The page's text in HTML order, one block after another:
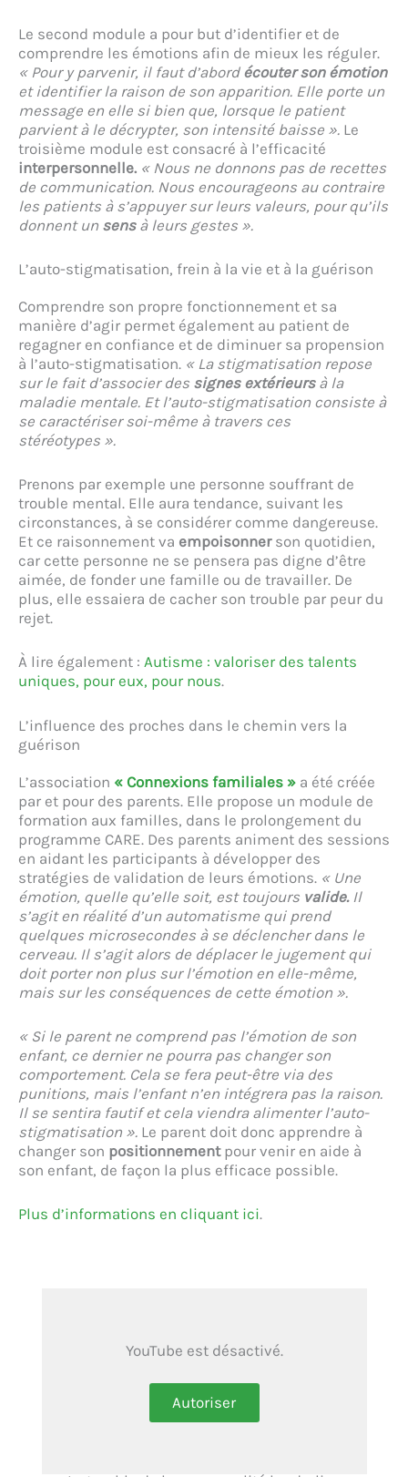
Le second module a pour but d’identifier et de
comprendre les émotions afin de mieux les réguler.
« Pour y parvenir, il faut d’abord écouter son émotion
et identifier la raison de son apparition. Elle porte un
message en elle si bien que, lorsque le patient
parvient à le décrypter, son intensité baisse ». Le
troisième module est consacré à l’efficacité
interpersonnelle. « Nous ne donnons pas de recettes
de communication. Nous encourageons au contraire
les patients à s’appuyer sur leurs valeurs, pour qu’ils
donnent un sensà leurs gestes ».
L’auto-stigmatisation, frein à la vie et à la guérison
Comprendre son propre fonctionnement et sa
manière d’agir permet également au patient de
regagner en confiance et de diminuer sa propension
à l’auto-stigmatisation. « La stigmatisation repose
sur le fait d’associer des signes extérieursà la
maladie mentale. Et l’auto-stigmatisation consiste à
se caractériser soi-même à travers ces
stéréotypes ».
Prenons par exemple une personne souffrant de
trouble mental. Elle aura tendance, suivant les
circonstances, à se considérer comme dangereuse.
Et ce raisonnement va empoisonnerson quotidien,
car cette personne ne se pensera pas digne d’être
aimée, de fonder une famille ou de travailler. De
plus, elle essaiera de cacher son trouble par peur du
rejet.
À lire également : Autisme : valoriser des talents
uniques, pour eux, pour nous.
L’influence des proches dans le chemin vers la
guérison
L’association « Connexions familiales » a été créée
par et pour des parents. Elle propose un module de
formation aux familles, dans le prolongement du
programme CARE. Des parents animent des sessions
en aidant les participants à développer des
stratégies de validation de leurs émotions. « Une
émotion, quelle qu’elle soit, est toujours valide.Il
s’agit en réalité d’un automatisme qui prend
quelques microsecondes à se déclencher dans le
cerveau. Il s’agit alors de déplacer le jugement qui
doit porter non plus sur l’émotion en elle-même,
mais sur les conséquences de cette émotion ».
« Si le parent ne comprend pas l’émotion de son
enfant, ce dernier ne pourra pas changer son
comportement. Cela se fera peut-être via des
punitions, mais l’enfant n’en intégrera pas la raison.
Il se sentira fautif et cela viendra alimenter l’auto-
stigmatisation ». Le parent doit donc apprendre à
changer son positionnement pour venir en aide à
son enfant, de façon la plus efficace possible.
Plus d’informations en cliquant ici.
YouTube est désactivé.
Autoriser